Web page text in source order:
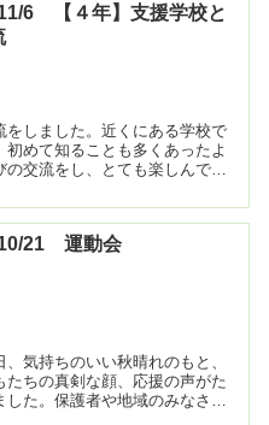
6 【４年】支援学校と
をしました。近くにある学校で
めて知ることも多くあったよ
交流をし、とても楽しんでい
21 運動会
気持ちのいい秋晴れのもと、
ちの真剣な顔、応援の声がた
た。保護者や地域のみなさん